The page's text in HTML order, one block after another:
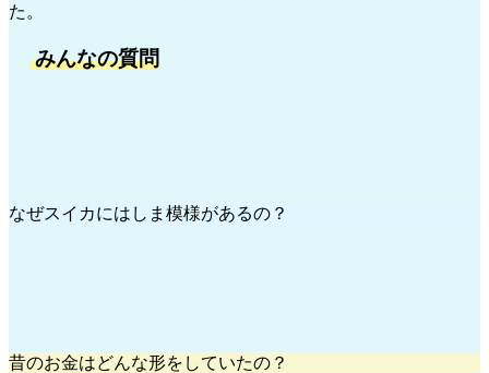
た。
みんなの質問
なぜスイカにはしま模様があるの？
昔のお金はどんな形をしていたの？